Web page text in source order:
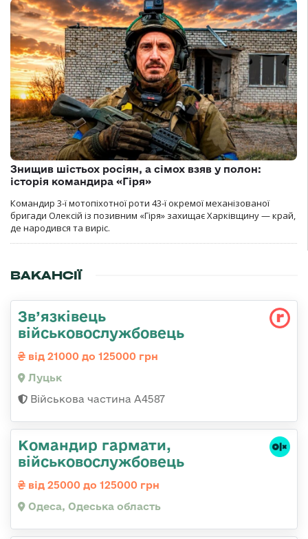
Знищив шістьох росіян, а сімох взяв у полон:
історія командира «Гіря»
Командир 3-ї мотопіхотної роти 43-ї окремої механізованої
бригади Олексій із позивним «Гіря» захищає Харківщину — край,
де народився та виріс.
ВАКАНСІЇ
Зв’язківець
військовослужбовець
від 21000 до 125000 грн
Луцьк
Військова частина А4587
Командир гаpмати,
військовослужбовець
від 25000 до 125000 грн
Одеса, Одеська область